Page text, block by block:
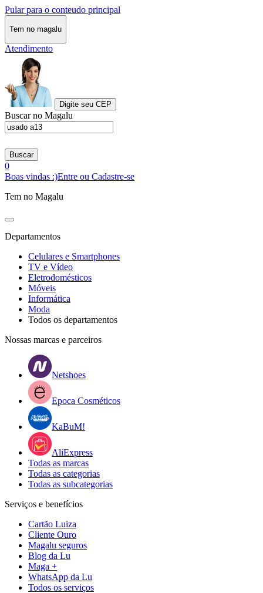
Pular para o conteudo principal
Tem no magalu
Atendimento
Digite seu CEP
Buscar no Magalu
Buscar
0
Boas vindas :)Entre ou Cadastre-se
Tem no Magalu
Departamentos
Celulares e Smartphones
TV e Vídeo
Eletrodomésticos
Móveis
Informática
Moda
Todos os departamentos
Nossas marcas e parceiros
Netshoes
Epoca Cosméticos
KaBuM!
AliExpress
Todas as marcas
Todas as categorias
Todas as subcategorias
Serviços e benefícios
Cartão Luiza
Cliente Ouro
Magalu seguros
Blog da Lu
Maga +
WhatsApp da Lu
Todos os serviços